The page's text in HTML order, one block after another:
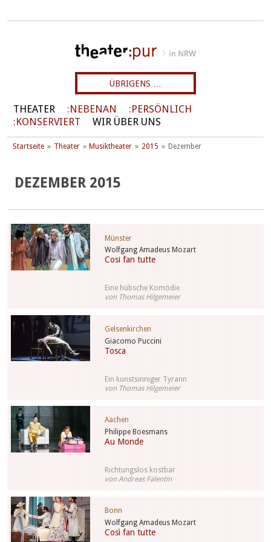
ÜBRIGENS …
THEATER NEBENAN
PERSÖNLICH
KONSERVIERT
WIR ÜBER UNS
Startseite Theater Musiktheater 2015 Dezember
DEZEMBER 2015
Wolfgang Amadeus Mozart
Cosi fan tutte
Münster
Eine hübsche Komödie
von Thomas Hilgemeier
Giacomo Puccini
Tosca
Gelsenkirchen
Ein kunstsinniger Tyrann
von Thomas Hilgemeier
Philippe Boesmans
Au Monde
Aachen
Richtungslos kostbar
von Andreas Falentin
Wolfgang Amadeus Mozart
Così fan tutte
Bonn